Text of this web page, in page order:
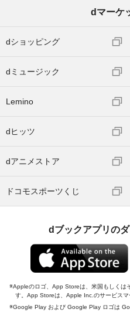
dマーケ
dショッピング
dミュージック
Lemino
dヒッツ
dアニメストア
ドコモスポーツくじ
dブックアプリの
Appleのロゴ、App Storeは、米国もしくは
す。App Storeは、Apple Inc.のサービスマ
Google Play および Google Play ロゴは